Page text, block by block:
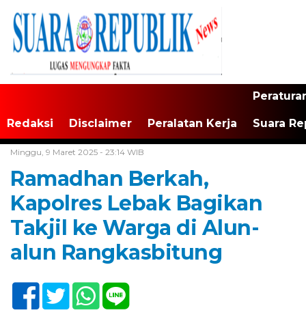
Redaksi Disclaimer Peralatan Kerja Suara
Minggu, 9 Maret 2025 - 23:14 WIB
Ramadhan Berkah,
Kapolres Lebak Bagikan
Takjil ke Warga di Alun-
alun Rangkasbitung